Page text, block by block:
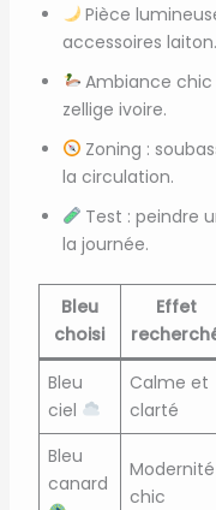
Pièce
accessoires laiton.
Ambiance chic
zellige ivoire.
Zoning :
la circulation.
Test : peindre
la journée.
Bleu
choisi
Effet
Bleu
ciel
Calme et
clarté
Bleu
canard
Modernité
chic